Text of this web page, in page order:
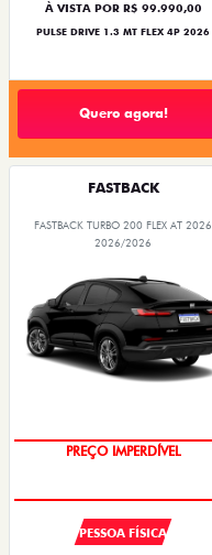
À VISTA POR R$ 99.990,00
PULSE DRIVE 1.3 MT FLEX 4P 2026
Quero agora!
FASTBACK
FASTBACK TURBO 200 FLEX AT 2026
2026/2026
PREÇO IMPERDÍVEL
PESSOA FÍSICA